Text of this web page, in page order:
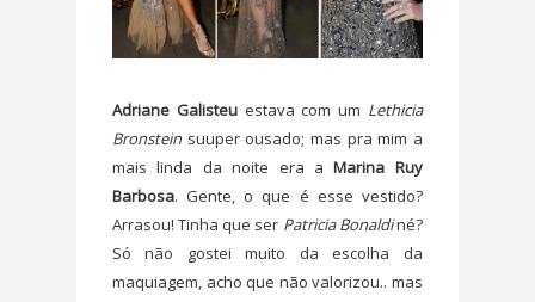
Adriane Galisteuestava com um Lethicia
Bronsteinsuuper ousado; mas pra mim a
mais linda da noite era aMarina Ruy
Barbosa. Gente, o que é esse vestido?
Arrasou! Tinha que ser Patricia Bonaldiné?
Só não gostei muito da escolha da
maquiagem, acho que não valorizou.. mas